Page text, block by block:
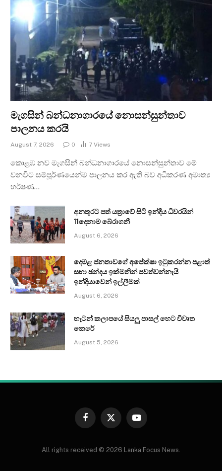
මැගසින් බන්ධනාගාරයේ නොසන්සුන්තාව
පාලනය කරයි
August 7, 2026 0 7 Views
කොළඹ නව මැගසින් බන්ධනාගාරයේ නොසන්සුන්තාව මේ
වනවිට සම්පූර්ණයෙන්ම පාලනය කර ඇති බව අධිකරණ අමාත්‍ය
හර්ෂණ…
අනතුරට පත් යත්‍රාවේ සිටි ඉන්දීය ධීවරයින්
11දෙනාම බේරාගනී
August 6, 2026
දෙමළ ජනතාවගේ අපේක්ෂා ඉටුකරන්න පළාත්
සභා ඡන්දය ඉක්මනින් පවත්වන්නැයි
ඉන්දියාවෙන් ඉල්ලීමක්
August 6, 2026
හැටන් කලාපයේ සියලු පාසල් හෙට විවෘත
කෙරේ
August 5, 2026
Facebook
X
YouTube
All rights received © 2026 Lanka Focus News.